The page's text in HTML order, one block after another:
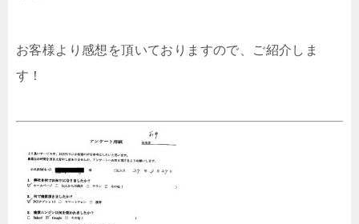
お客様より感想を頂いておりますので、ご紹介しま
す！